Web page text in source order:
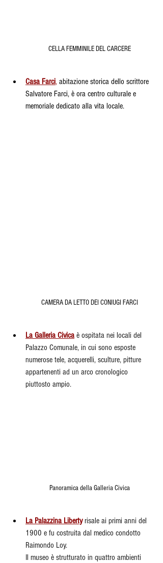
CELLA FEMMINILE DEL CARCERE
Casa Farci, abitazione storica dello scrittore
Salvatore Farci, è ora centro culturale e
memoriale dedicato alla vita locale.
CAMERA DA LETTO DEI CONIUGI FARCI
La Galleria Civica è ospitata nei locali del
Palazzo Comunale, in cui sono esposte
numerose tele, acquerelli, sculture, pitture
appartenenti ad un arco cronologico
piuttosto ampio.
Panoramica della Galleria Civica
La Palazzina Liberty risale ai primi anni del
1900 e fu costruita dal medico condotto
Raimondo Loy.
Il museo è strutturato in quattro ambienti